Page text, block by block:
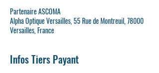
Partenaire ASCOMA
Alpha Optique Versailles, 55 Rue de Montreuil, 78000
Versailles, France
Infos Tiers Payant